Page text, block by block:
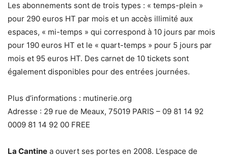
Les abonnements sont de trois types : « temps-plein »
pour 290 euros HT par mois et un accès illimité aux
espaces, « mi-temps » qui correspond à 10 jours par mois
pour 190 euros HT et le « quart-temps » pour 5 jours par
mois et 95 euros HT. Des carnet de 10 tickets sont
également disponibles pour des entrées journées.
Plus d’informations : mutinerie.org
Adresse : 29 rue de Meaux, 75019 PARIS – 09 81 14 92
0009 81 14 92 00 FREE
La Cantine a ouvert ses portes en 2008. L’espace de